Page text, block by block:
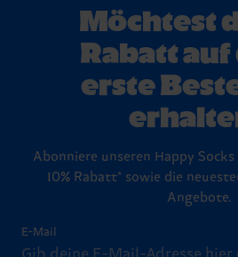
Möchtest
Rabatt
erste
Abonniere unseren Happy
10% Rabatt* sowie die
Angebote.
E-Mail